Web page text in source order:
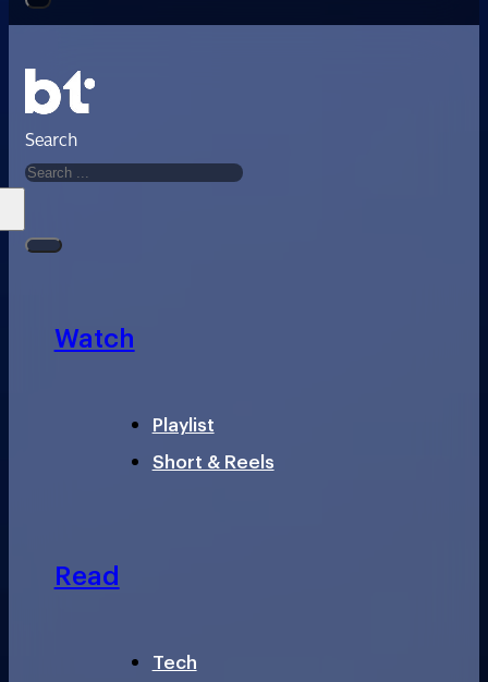
Search
Watch
Playlist
Short & Reels
Read
Tech